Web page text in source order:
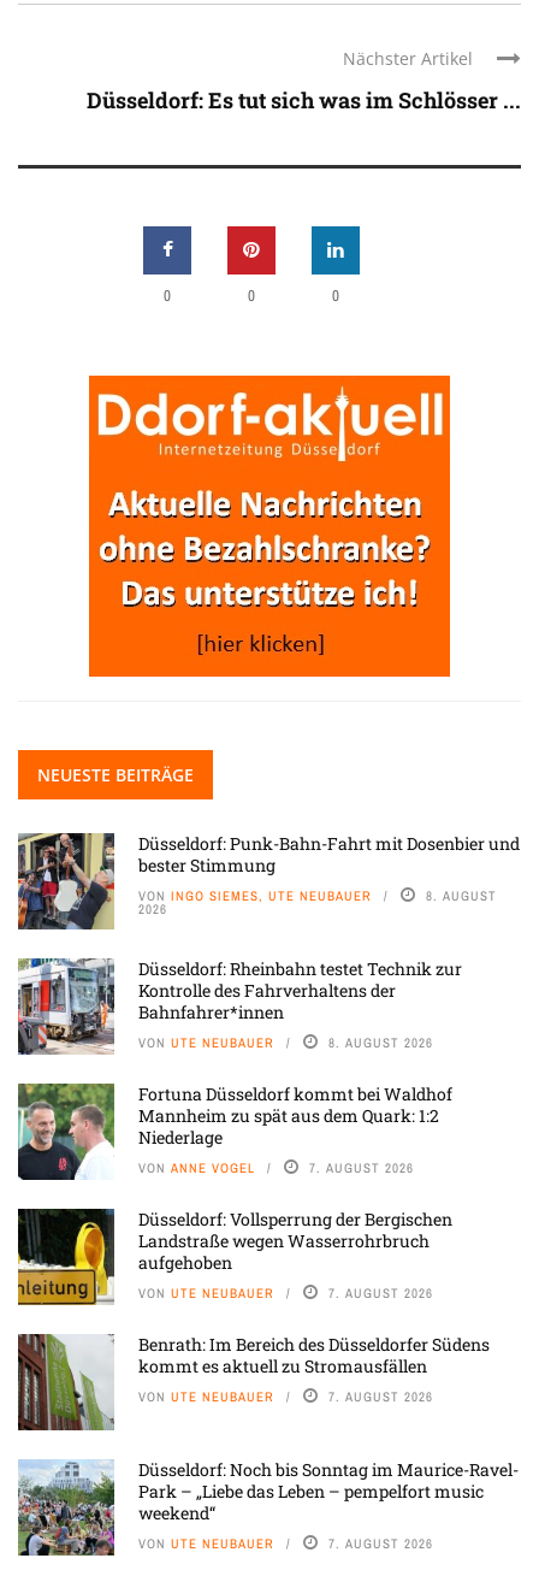
Nächster Artikel
Düsseldorf: Es tut sich was im Schlösser ...
0 0 0
NEUESTE BEITRÄGE
Düsseldorf: Punk-Bahn-Fahrt mit Dosenbier und
bester Stimmung
VON INGO SIEMES, UTE NEUBAUER 8. AUGUST
2026
Düsseldorf: Rheinbahn testet Technik zur
Kontrolle des Fahrverhaltens der
Bahnfahrer*innen
VON UTE NEUBAUER 8. AUGUST 2026
Fortuna Düsseldorf kommt bei Waldhof
Mannheim zu spät aus dem Quark: 1:2
Niederlage
VON ANNE VOGEL 7. AUGUST 2026
Düsseldorf: Vollsperrung der Bergischen
Landstraße wegen Wasserrohrbruch
aufgehoben
VON UTE NEUBAUER 7. AUGUST 2026
Benrath: Im Bereich des Düsseldorfer Südens
kommt es aktuell zu Stromausfällen
VON UTE NEUBAUER 7. AUGUST 2026
Düsseldorf: Noch bis Sonntag im Maurice-Ravel-
Park – „Liebe das Leben – pempelfort music
weekend“
VON UTE NEUBAUER 7. AUGUST 2026